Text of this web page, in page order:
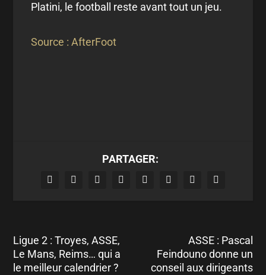
Platini, le football reste avant tout un jeu.
Source : AfterFoot
PARTAGER:
Ligue 2 : Troyes, ASSE,
Le Mans, Reims… qui a
le meilleur calendrier ?
ASSE : Pascal
Feindouno donne un
conseil aux dirigeants